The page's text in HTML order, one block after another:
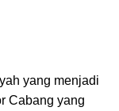
yang menjadi
Cabang yang